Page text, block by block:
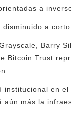
a
a
Barry
Bitcoin Trust
institucional en
más la